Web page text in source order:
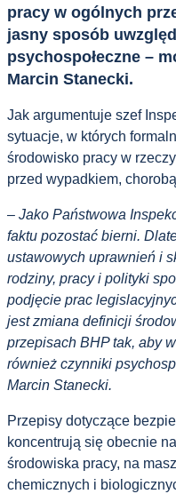
pracy w ogólnych
jasny sposób
psychospołeczne –
Marcin Stanecki.
Jak argumentuje szef
sytuacje, w których
środowisko pracy w
przed wypadkiem,
– Jako Państwowa
faktu pozostać bierni.
ustawowych uprawnień i
rodziny, pracy i polityki
podjęcie prac
jest zmiana definicji
przepisach BHP tak, aby
również czynniki
Marcin Stanecki.
Przepisy dotyczące
koncentrują się obecnie
środowiska pracy, na
chemicznych i